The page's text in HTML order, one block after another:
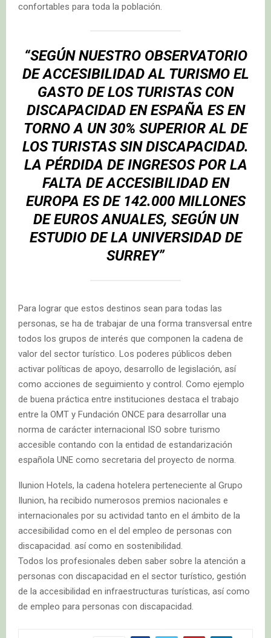
confortables para toda la población.
“SEGÚN NUESTRO OBSERVATORIO
DE ACCESIBILIDAD AL TURISMO EL
GASTO DE LOS TURISTAS CON
DISCAPACIDAD EN ESPAÑA ES EN
TORNO A UN 30% SUPERIOR AL DE
LOS TURISTAS SIN DISCAPACIDAD.
LA PÉRDIDA DE INGRESOS POR LA
FALTA DE ACCESIBILIDAD EN
EUROPA ES DE 142.000 MILLONES
DE EUROS ANUALES, SEGÚN UN
ESTUDIO DE LA UNIVERSIDAD DE
SURREY”
Para lograr que estos destinos sean para todas las
personas, se ha de trabajar de una forma transversal entre
todos los grupos de interés que componen la cadena de
valor del sector turístico. Los poderes públicos deben
activar políticas de apoyo, desarrollo de legislación, así
como acciones de seguimiento y control. Como ejemplo
de buena práctica entre instituciones destaca el trabajo
entre la OMT y Fundación ONCE para desarrollar una
norma de carácter internacional ISO sobre turismo
accesible contando con la entidad de estandarización
española UNE como secretaria del proyecto de norma.
Ilunion Hotels, la cadena hotelera perteneciente al Grupo
Ilunion, ha recibido numerosos premios nacionales e
internacionales por su actividad tanto en el ámbito de la
accesibilidad como en el del empleo de personas con
discapacidad. así como en sostenibilidad.
Todos los profesionales deben saber sobre la atención a
personas con discapacidad en el sector turístico, gestión
de la accesibilidad en infraestructuras turísticas, así como
de empleo para personas con discapacidad.